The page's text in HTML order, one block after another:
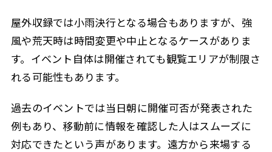
屋外収録では小雨決行となる場合もありますが、強
風や荒天時は時間変更や中止となるケースがありま
す。イベント自体は開催されても観覧エリアが制限さ
れる可能性もあります。
過去のイベントでは当日朝に開催可否が発表された
例もあり、移動前に情報を確認した人はスムーズに
対応できたという声があります。遠方から来場する